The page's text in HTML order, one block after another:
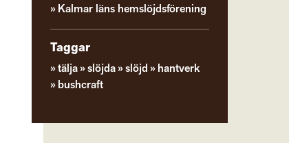
Kalmar läns hemslöjdsförening
Taggar
tälja slöjda slöjd
hantverk
bushcraft